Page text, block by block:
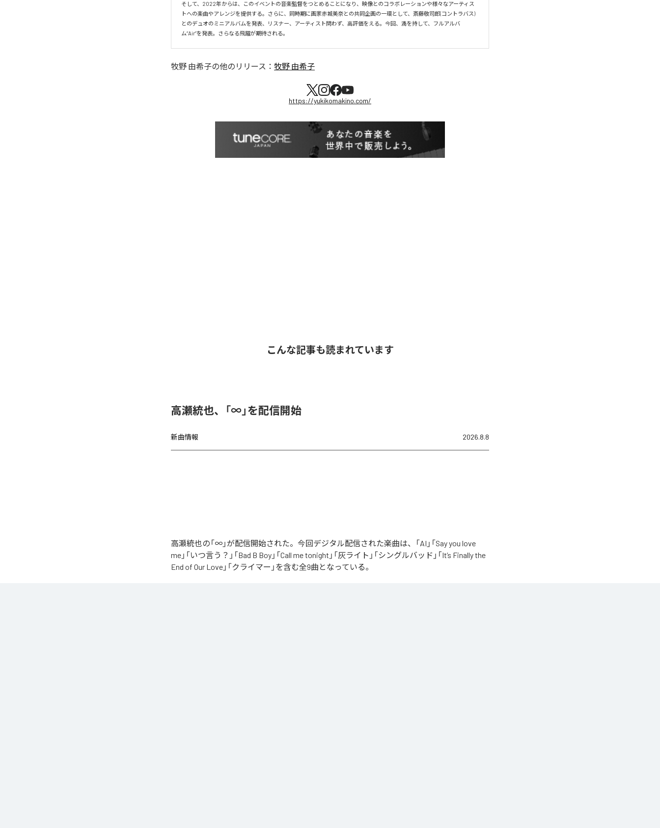
そして、2022年からは、このイベントの音楽監督をつとめることになり、映像とのコラボレーションや様々なアーティス
トへの楽曲やアレンジを提供する。さらに、同時期に画家赤城美奈との共同企画の一環として、斎藤敬司郎(コントラバス)
とのデュオのミニアルバムを発表、リスナー、アーティスト問わず、高評価をえる。今回、満を持して、フルアルバ
ム“Air”を発表。さらなる飛躍が期待される。
牧野 由希子の他のリリース： 牧野 由希子
https://yukikomakino.com/
こんな記事も読まれています
高瀬統也、「∞」を配信開始
新曲情報 2026.8.8
高瀬統也の「∞」が配信開始された。今回デジタル配信された楽曲は、「AI」「Say you love
me」「いつ言う？」「Bad B Boy」「Call me tonight」「灰ライト」「シングルバッド」「It’s Finally the
End of Our Love」「クライマー」を含む全9曲となっている。